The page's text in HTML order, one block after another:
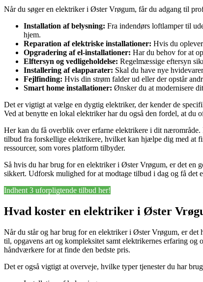
Når du søger en elektriker i Øster Vrøgum, får du adgang til
Installation af belysning: Fra indendørs loftlamper til
hjem.
Reparation af elektriske installationer: Hvis du
Opgradering af el-installationer: Har du behov for at
Elftersyn og vedligeholdelse: Regelmæssige eftersyn
Installering af elapparater: Skal du have nye
Fejlfinding: Hvis din strøm falder ud eller der opstår
Smart home installationer: Ønsker du at modernisere
Det er vigtigt at vælge en dygtig elektriker, der kender de
Ved at benytte en lokal elektriker har du også den fordel, at
Her kan du få overblik over erfarne elektrikere i dit
tilbud fra forskellige elektrikere, hvilket kan hjælpe dig med at
ressourcer, som vores platform tilbyder.
Så hvis du har brug for en elektriker i Øster Vrøgum, er det en
sikkert. Udforsk mulighed for at modtage tilbud i dag og få det
Indhent 3 uforpligtende tilbud her!
Hvad koster en elektriker i Øster
Når du står og har brug for en elektriker i Øster Vrøgum, er det
til, opgavens art og kompleksitet samt elektrikernes erfaring
håndværkere for at finde den bedste pris.
Det er også vigtigt at overveje, hvilke typer tjenester du har